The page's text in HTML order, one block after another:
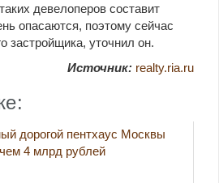
девелоперов составит
опасаются, поэтому сейчас
застройщика, уточнил он.
Источник: realty.ria.ru